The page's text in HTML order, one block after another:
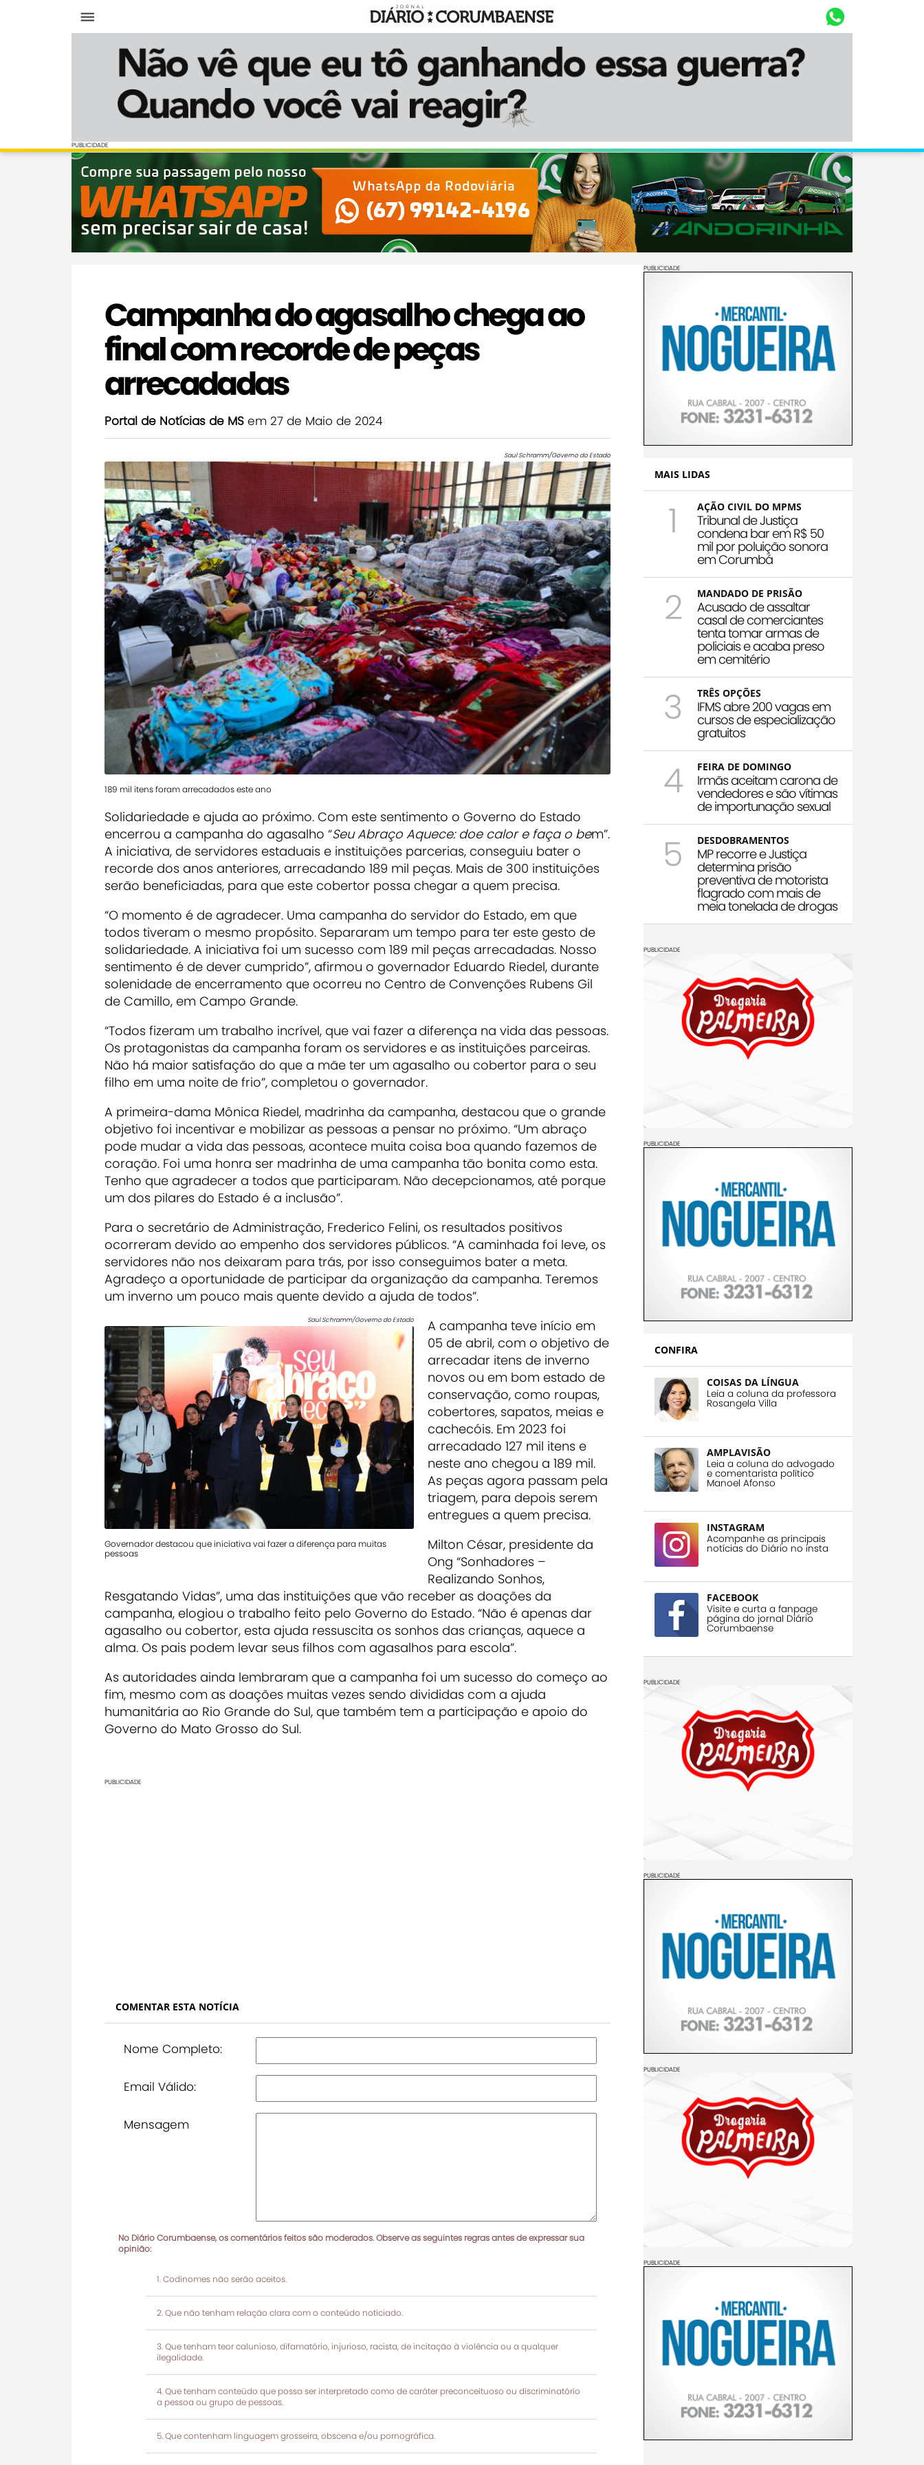
Diário Corumbaense
PUBLICIDADE
PUBLICIDADE
Campanha do agasalho chega ao
final com recorde de peças
arrecadadas
Portal de Notícias de MS em 27 de Maio de 2024
Saul Schramm/Governo do Estado
189 mil itens foram arrecadados este ano
Solidariedade e ajuda ao próximo. Com este sentimento o Governo do Estado
encerrou a campanha do agasalho “Seu Abraço Aquece: doe calor e faça o bem”.
A iniciativa, de servidores estaduais e instituições parcerias, conseguiu bater o
recorde dos anos anteriores, arrecadando 189 mil peças. Mais de 300 instituições
serão beneficiadas, para que este cobertor possa chegar a quem precisa.
“O momento é de agradecer. Uma campanha do servidor do Estado, em que
todos tiveram o mesmo propósito. Separaram um tempo para ter este gesto de
solidariedade. A iniciativa foi um sucesso com 189 mil peças arrecadadas. Nosso
sentimento é de dever cumprido”, afirmou o governador Eduardo Riedel, durante
solenidade de encerramento que ocorreu no Centro de Convenções Rubens Gil
de Camillo, em Campo Grande.
“Todos fizeram um trabalho incrível, que vai fazer a diferença na vida das pessoas.
Os protagonistas da campanha foram os servidores e as instituições parceiras.
Não há maior satisfação do que a mãe ter um agasalho ou cobertor para o seu
filho em uma noite de frio”, completou o governador.
A primeira-dama Mônica Riedel, madrinha da campanha, destacou que o grande
objetivo foi incentivar e mobilizar as pessoas a pensar no próximo. “Um abraço
pode mudar a vida das pessoas, acontece muita coisa boa quando fazemos de
coração. Foi uma honra ser madrinha de uma campanha tão bonita como esta.
Tenho que agradecer a todos que participaram. Não decepcionamos, até porque
um dos pilares do Estado é a inclusão”.
Para o secretário de Administração, Frederico Felini, os resultados positivos
ocorreram devido ao empenho dos servidores públicos. “A caminhada foi leve, os
servidores não nos deixaram para trás, por isso conseguimos bater a meta.
Agradeço a oportunidade de participar da organização da campanha. Teremos
um inverno um pouco mais quente devido a ajuda de todos”.
Saul Schramm/Governo do Estado
Governador destacou que iniciativa vai fazer a diferença para muitas
pessoas
A campanha teve início em
05 de abril, com o objetivo de
arrecadar itens de inverno
novos ou em bom estado de
conservação, como roupas,
cobertores, sapatos, meias e
cachecóis. Em 2023 foi
arrecadado 127 mil itens e
neste ano chegou a 189 mil.
As peças agora passam pela
triagem, para depois serem
entregues a quem precisa.
Milton César, presidente da
Ong “Sonhadores –
Realizando Sonhos,
Resgatando Vidas”, uma das instituições que vão receber as doações da
campanha, elogiou o trabalho feito pelo Governo do Estado. “Não é apenas dar
agasalho ou cobertor, esta ajuda ressuscita os sonhos das crianças, aquece a
alma. Os pais podem levar seus filhos com agasalhos para escola”.
As autoridades ainda lembraram que a campanha foi um sucesso do começo ao
fim, mesmo com as doações muitas vezes sendo divididas com a ajuda
humanitária ao Rio Grande do Sul, que também tem a participação e apoio do
Governo do Mato Grosso do Sul.
PUBLICIDADE
COMENTAR ESTA NOTÍCIA
Nome Completo:
Email Válido:
Mensagem
No Diário Corumbaense, os comentários feitos são moderados. Observe as seguintes regras antes de expressar sua
opinião:
Codinomes não serão aceitos.
Que não tenham relação clara com o conteúdo noticiado.
Que tenham teor calunioso, difamatório, injurioso, racista, de incitação à violência ou a qualquer
ilegalidade.
Que tenham conteúdo que possa ser interpretado como de caráter preconceituoso ou discriminatório
a pessoa ou grupo de pessoas.
Que contenham linguagem grosseira, obscena e/ou pornográfica.
PUBLICIDADE
MAIS LIDAS
1 AÇÃO CIVIL DO MPMS
Tribunal de Justiça
condena bar em R$ 50
mil por poluição sonora
em Corumbá
2 MANDADO DE PRISÃO
Acusado de assaltar
casal de comerciantes
tenta tomar armas de
policiais e acaba preso
em cemitério
3 TRÊS OPÇÕES
IFMS abre 200 vagas em
cursos de especialização
gratuitos
4 FEIRA DE DOMINGO
Irmãs aceitam carona de
vendedores e são vítimas
de importunação sexual
5 DESDOBRAMENTOS
MP recorre e Justiça
determina prisão
preventiva de motorista
flagrado com mais de
meia tonelada de drogas
PUBLICIDADE
PUBLICIDADE
CONFIRA
COISAS DA LÍNGUA
Leia a coluna da professora
Rosangela Villa
AMPLAVISÃO
Leia a coluna do advogado
e comentarista político
Manoel Afonso
INSTAGRAM
Acompanhe as principais
notícias do Diário no insta
FACEBOOK
Visite e curta a fanpage
página do jornal Diário
Corumbaense
PUBLICIDADE
PUBLICIDADE
PUBLICIDADE
PUBLICIDADE